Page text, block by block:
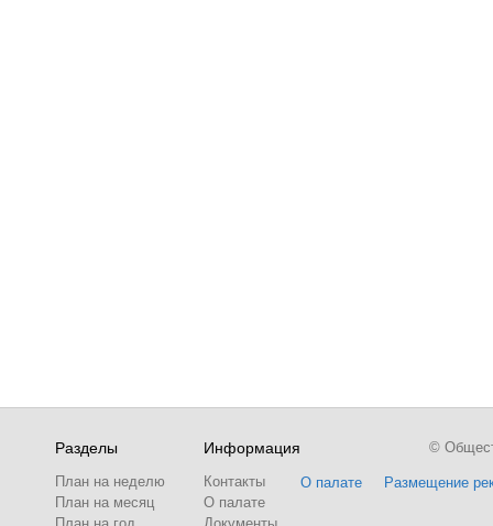
Разделы
План на неделю
План на месяц
Информация
Контакты
О палате
О палате Размещение
©